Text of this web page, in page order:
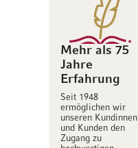
Mehr als 75
Jahre
Erfahrung
Seit 1948
ermöglichen wir
unseren Kundinnen
und Kunden den
Zugang zu